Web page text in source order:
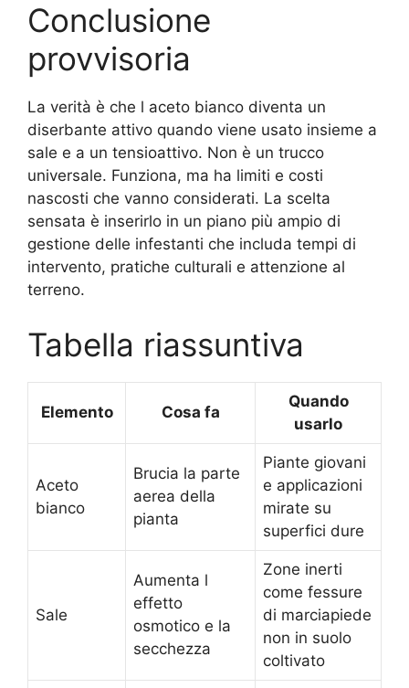
Conclusione
provvisoria
La verità è che l aceto bianco diventa un
diserbante attivo quando viene usato insieme a
sale e a un tensioattivo. Non è un trucco
universale. Funziona, ma ha limiti e costi
nascosti che vanno considerati. La scelta
sensata è inserirlo in un piano più ampio di
gestione delle infestanti che includa tempi di
intervento, pratiche culturali e attenzione al
terreno.
Tabella riassuntiva
Elemento Cosa fa
Quando
usarlo
Aceto
bianco
Brucia la parte
aerea della
pianta
Piante giovani
e applicazioni
mirate su
superfici dure
Sale
Aumenta l
effetto
osmotico e la
secchezza
Zone inerti
come fessure
di marciapiede
non in suolo
coltivato